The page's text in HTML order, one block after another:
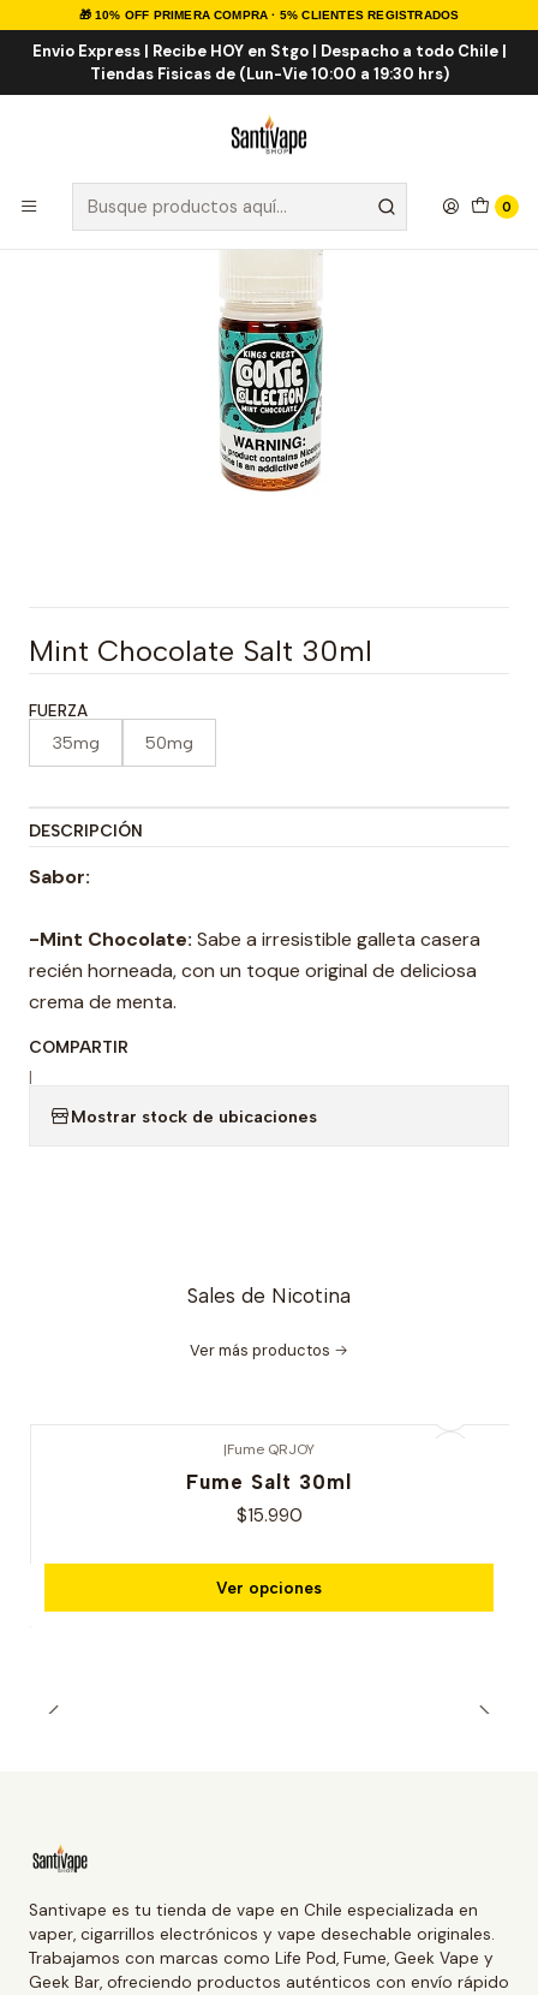
🎁 10% OFF PRIMERA COMPRA · 5% CLIENTES REGISTRADOS
Envio Express | Recibe HOY en Stgo | Despacho a todo Chile |
Tiendas Fisicas de (Lun-Vie 10:00 a 19:30 hrs)
0
Inicio E-LIQUID Mint Chocolate Salt 30ml
Mint Chocolate Salt 30ml
FUERZA
35mg 50mg
DESCRIPCIÓN
Sabor:
-Mint Chocolate: Sabe a irresistible galleta casera
recién horneada, con un toque original de deliciosa
crema de menta.
COMPARTIR
|
Mostrar stock de ubicaciones
Sales de Nicotina
Ver más productos
|Fume QRJOY
Fume Salt 30ml
$15.990
Ver opciones
Santivape es tu tienda de vape en Chile especializada en
vaper, cigarrillos electrónicos y vape desechable originales.
Trabajamos con marcas como Life Pod, Fume, Geek Vape y
Geek Bar, ofreciendo productos auténticos con envío rápido